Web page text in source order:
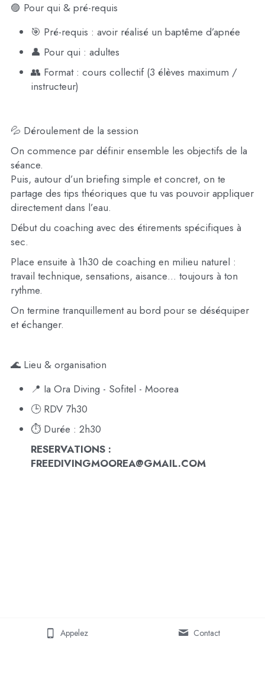
🟣 Pour qui & pré-requis
🎯 Pré-requis : avoir réalisé un baptême d’apnée
👤 Pour qui : adultes
👥 Format : cours collectif (3 élèves maximum /
instructeur)
💦 Déroulement de la session
On commence par définir ensemble les objectifs de la
séance.
Puis, autour d’un briefing simple et concret, on te
partage des tips théoriques que tu vas pouvoir appliquer
directement dans l’eau.
Début du coaching avec des étirements spécifiques à
sec.
Place ensuite à 1h30 de coaching en milieu naturel :
travail technique, sensations, aisance… toujours à ton
rythme.
On termine tranquillement au bord pour se déséquiper
et échanger.
🌊 Lieu & organisation
📍 Ia Ora Diving - Sofitel - Moorea
🕒 RDV 7h30
⏱️ Durée : 2h30
RESERVATIONS :
FREEDIVINGMOOREA@GMAIL.COM
Appelez Contact